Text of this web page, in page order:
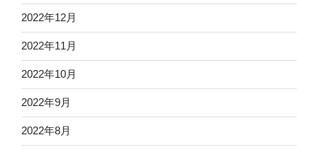
2022年12月
2022年11月
2022年10月
2022年9月
2022年8月